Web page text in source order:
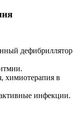
дефибриллятор
химиотерапия в
инфекции.